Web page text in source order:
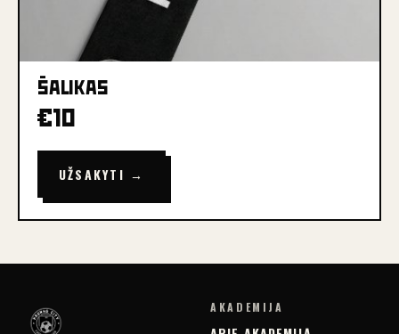
ŠALIKAS
€10
UŽSAKYTI →
AKADEMIJA